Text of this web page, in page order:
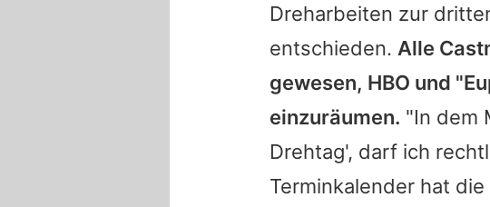
Dreharbeiten zur
entschieden. Alle
gewesen, HBO und
einzuräumen. "In dem
Drehtag', darf ich
Terminkalender hat